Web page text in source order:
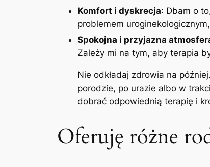
Komfort i dyskrecja: Dbam o
problemem
Spokojna i przyjazna
Zależy mi na tym, aby terapia
Nie odkładaj zdrowia na
porodzie, po urazie albo w
dobrać odpowiednią terapię i
Oferuję różne